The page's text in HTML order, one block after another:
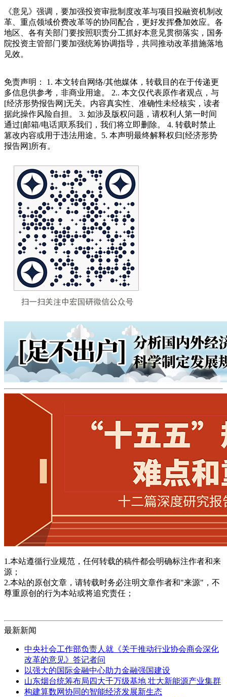
《意见》强调，要加强投资审批制度改革与项目投融资机制改
革、重点领域价费改革等的协同配合，更好发挥叠加效应。各
地区、各有关部门要按照职责分工抓好本意见贯彻落实，国务
院投资主管部门要加强统筹协调指导，共同推动改革措施落地
见效。
免责声明： 1. 本文转自网络/其他媒体，转载目的在于传递更
多信息供参考，非商业用途。 2.. 本文仅代表原作者观点，与
[经济形势报告网]无关。内容真实性、准确性未经核实，读者
据此操作风险自担。 3. 如涉及版权问题，请权利人第一时间
通过[邮箱/电话]联系我们，我们将立即删除。 4. 转载时禁止
篡改内容或用于违法用途。5. 本声明最终解释权归[经济形势
报告网]所有。
1.本站遵循行业规范，任何转载的稿件都会明确标注作者和来
源；
2.本站的原创文章，请转载时务必注明文章作者和"来源"，不
尊重原创的行为本站或将追究责任；
最新新闻
中央社会工作部负责人就《关于推动行业协会商会深化
改革的意见》答记者问
以强大的国际金融中心助力金融强国建设
山东烟台统筹布局四大千万级基地 壮大新能源产业集群
构建算数网协同的智能经济发展新生态